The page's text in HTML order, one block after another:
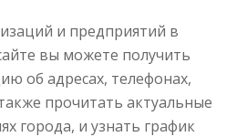
и предприятий в
вы можете получить
об адресах, телефонах,
прочитать актуальные
города, и узнать график